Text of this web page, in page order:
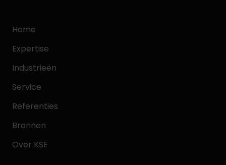
Home
Expertise
Industrieën
Service
Referenties
Bronnen
Over KSE